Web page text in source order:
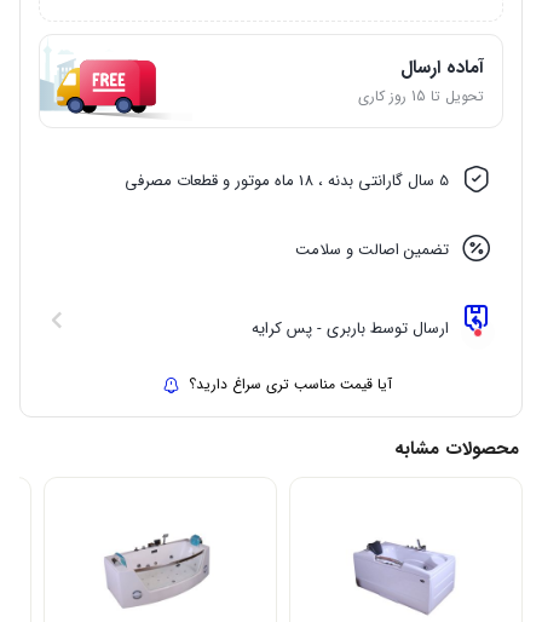
آماده ارسال
تحویل تا 15 روز کاری
5 سال گارانتی بدنه ، 18 ماه موتور و قطعات مصرفی
تضمین اصالت و سلامت
ارسال توسط باربری - پس کرایه
آیا قیمت مناسب تری سراغ دارید؟
محصولات مشابه